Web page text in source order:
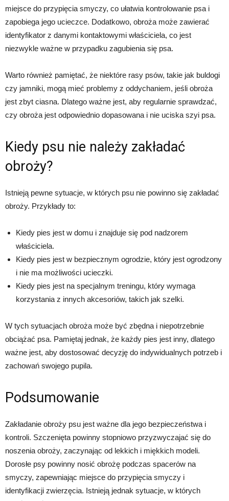
miejsce do przypięcia smyczy, co ułatwia kontrolowanie psa i
zapobiega jego ucieczce. Dodatkowo, obroża może zawierać
identyfikator z danymi kontaktowymi właściciela, co jest
niezwykle ważne w przypadku zagubienia się psa.
Warto również pamiętać, że niektóre rasy psów, takie jak buldogi
czy jamniki, mogą mieć problemy z oddychaniem, jeśli obroża
jest zbyt ciasna. Dlatego ważne jest, aby regularnie sprawdzać,
czy obroża jest odpowiednio dopasowana i nie uciska szyi psa.
Kiedy psu nie należy zakładać
obroży?
Istnieją pewne sytuacje, w których psu nie powinno się zakładać
obroży. Przykłady to:
Kiedy pies jest w domu i znajduje się pod nadzorem
właściciela.
Kiedy pies jest w bezpiecznym ogrodzie, który jest ogrodzony
i nie ma możliwości ucieczki.
Kiedy pies jest na specjalnym treningu, który wymaga
korzystania z innych akcesoriów, takich jak szelki.
W tych sytuacjach obroża może być zbędna i niepotrzebnie
obciążać psa. Pamiętaj jednak, że każdy pies jest inny, dlatego
ważne jest, aby dostosować decyzję do indywidualnych potrzeb i
zachowań swojego pupila.
Podsumowanie
Zakładanie obroży psu jest ważne dla jego bezpieczeństwa i
kontroli. Szczenięta powinny stopniowo przyzwyczajać się do
noszenia obroży, zaczynając od lekkich i miękkich modeli.
Dorosłe psy powinny nosić obrożę podczas spacerów na
smyczy, zapewniając miejsce do przypięcia smyczy i
identyfikacji zwierzęcia. Istnieją jednak sytuacje, w których